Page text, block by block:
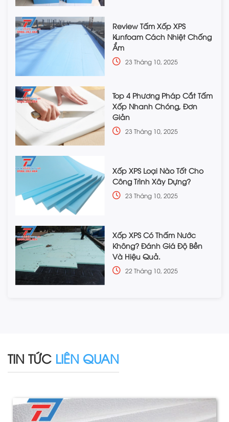
Review Tấm Xốp XPS
Kunfoam Cách Nhiệt Chống
Ẩm
23 Tháng 10, 2025
Top 4 Phương Pháp Cắt Tấm
Xốp Nhanh Chóng, Đơn
Giản
23 Tháng 10, 2025
Xốp XPS Loại Nào Tốt Cho
Công Trình Xây Dựng?
23 Tháng 10, 2025
Xốp XPS Có Thấm Nước
Không? Đánh Giá Độ Bền
Và Hiệu Quả.
22 Tháng 10, 2025
TIN TỨC LIÊN QUAN